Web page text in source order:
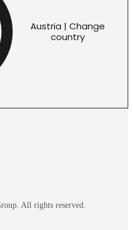
Austria | Change
country
All rights reserved.